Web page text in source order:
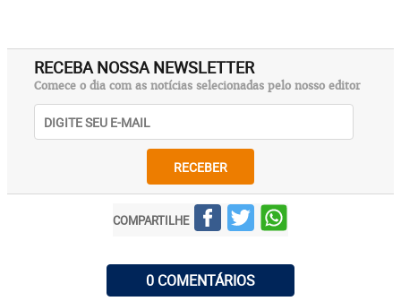
RECEBA NOSSA NEWSLETTER
Comece o dia com as notícias selecionadas pelo nosso editor
RECEBER
COMPARTILHE
0 COMENTÁRIOS